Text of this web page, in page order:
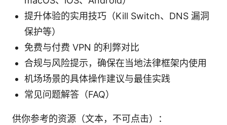
提升体验的实用技巧（Kill Switch、DNS 漏洞
保护等）
免费与付费 VPN 的利弊对比
合规与风险提示，确保在当地法律框架内使用
机场场景的具体操作建议与最佳实践
常见问题解答（FAQ）
供你参考的资源（文本，不可点击）：